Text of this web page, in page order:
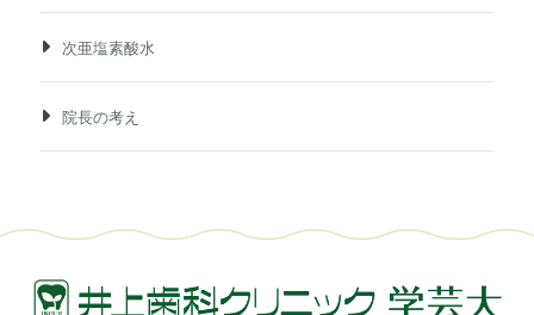
次亜塩素酸水
院長の考え